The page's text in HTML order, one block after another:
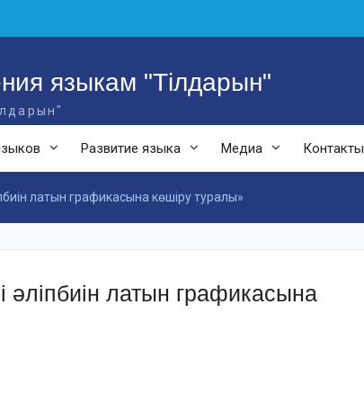
языкам "Тілдарын"
Развитие языка Медиа Контакты
латын графикасына көшіру туралы»
әліпбиін латын графикасына